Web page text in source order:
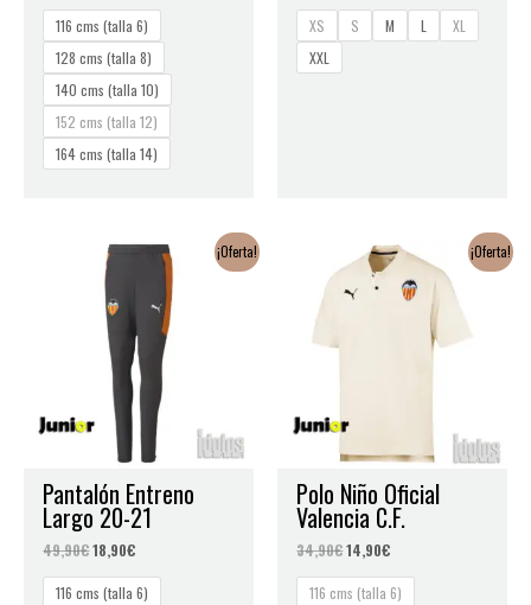
116 cms (talla 6)
128 cms (talla 8)
140 cms (talla 10)
152 cms (talla 12)
164 cms (talla 14)
XS S M L
XL
XXL
¡Oferta!
Pantalón Entreno
Largo 20-21
49,90€
precio
original
era:
49,90€.
18,90€
El
precio
actual
es:
18,90€.
116 cms (talla 6)
¡Oferta!
Polo Niño Oficial
Valencia C.F.
34,90€
precio
original
era:
14,90€
El
precio
actual
es:
14,90€.
116 cms (talla 6)